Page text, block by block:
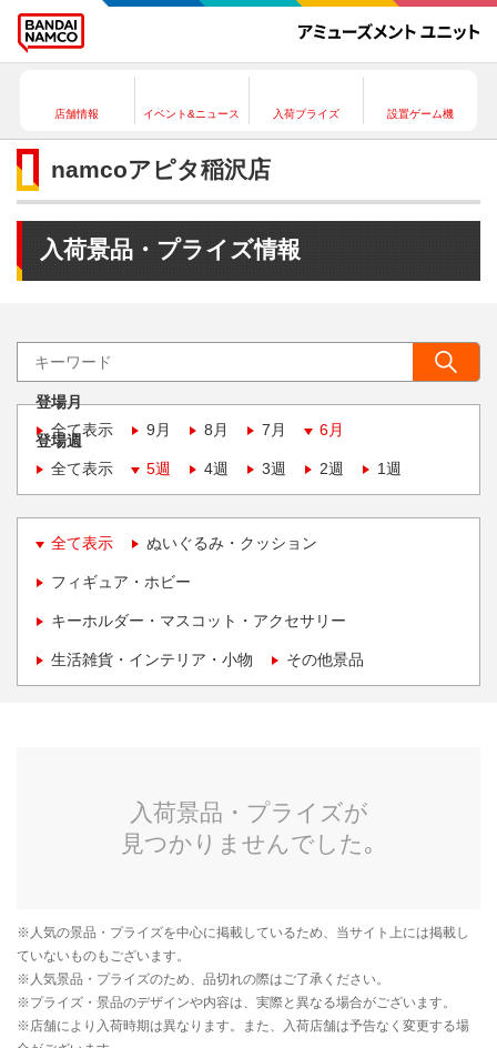
店舗情報 イベント&ニュース 入荷プライズ 設置ゲーム機
namcoアピタ稲沢店
入荷景品・プライズ情報
登場月
全て表示
9月 8月 7月 6月
登場週
全て表示
5週 4週 3週 2週 1週
全て表示 ぬいぐるみ・クッション
フィギュア・ホビー
キーホルダー・マスコット・アクセサリー
生活雑貨・インテリア・小物 その他景品